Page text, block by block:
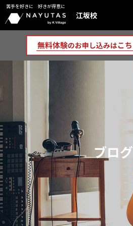
苦手を好きに 好きが得意に
江坂校
ブログ